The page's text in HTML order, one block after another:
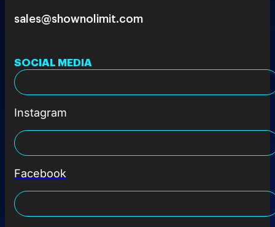
sales@shownolimit.com
SOCIAL MEDIA
Instagram
Facebook